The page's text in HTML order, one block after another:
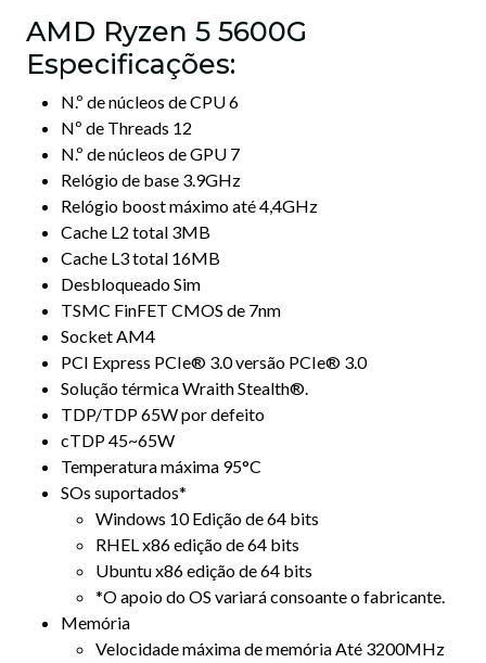
AMD Ryzen 5 5600G
Especificações:
N.º de núcleos de CPU 6
Nº de Threads 12
N.º de núcleos de GPU 7
Relógio de base 3.9GHz
Relógio boost máximo até 4,4GHz
Cache L2 total 3MB
Cache L3 total 16MB
Desbloqueado Sim
TSMC FinFET CMOS de 7nm
Socket AM4
PCI Express PCIe® 3.0 versão PCIe® 3.0
Solução térmica Wraith Stealth®.
TDP/TDP 65W por defeito
cTDP 45~65W
Temperatura máxima 95°C
SOs suportados*
Windows 10 Edição de 64 bits
RHEL x86 edição de 64 bits
Ubuntu x86 edição de 64 bits
*O apoio do OS variará consoante o fabricante.
Memória
Velocidade máxima de memória Até 3200MHz